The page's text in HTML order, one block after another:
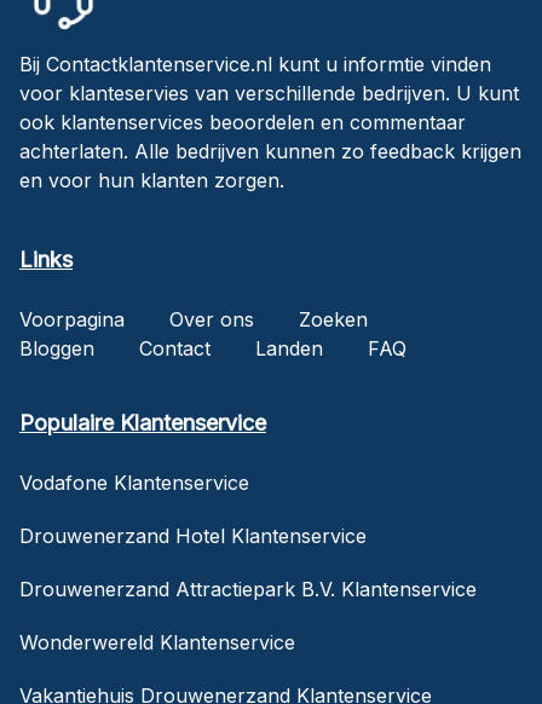
Bij Contactklantenservice.nl kunt u informtie vinden
voor klanteservies van verschillende bedrijven. U kunt
ook klantenservices beoordelen en commentaar
achterlaten. Alle bedrijven kunnen zo feedback krijgen
en voor hun klanten zorgen.
Links
Voorpagina Over ons
Zoeken
Bloggen
Contact Landen FAQ
Populaire Klantenservice
Vodafone Klantenservice
Drouwenerzand Hotel Klantenservice
Drouwenerzand Attractiepark B.V. Klantenservice
Wonderwereld Klantenservice
Vakantiehuis Drouwenerzand Klantenservice